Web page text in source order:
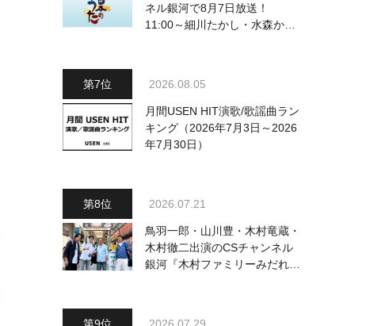
ネル銀河で8月7日放送！
11:00～細川たかし・水森かお
2026.08.05
月間USEN HIT演歌/歌謡曲ラン
キング（2026年7月3日～2026
年7月30日）
2026.07.21
鳥羽一郎・山川豊・木村竜蔵・
木村徹二出演のCSチャンネル
銀河『木村ファミリーみだれ旅
2026.07.29